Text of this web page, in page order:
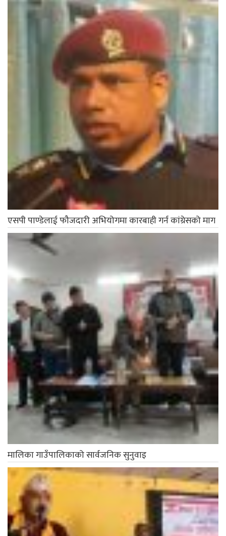
एसपी पाण्डेलाई फौजदारी अभियोगमा कारबाही गर्न कांग्रेसको माग
मालिका गाउँपालिकाको सार्वजनिक सुनुवाइ